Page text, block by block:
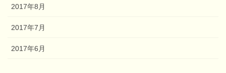
2017年8月
2017年7月
2017年6月